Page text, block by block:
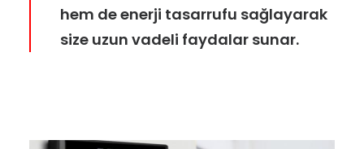
hem de enerji tasarrufu sağlayarak
size uzun vadeli faydalar sunar.